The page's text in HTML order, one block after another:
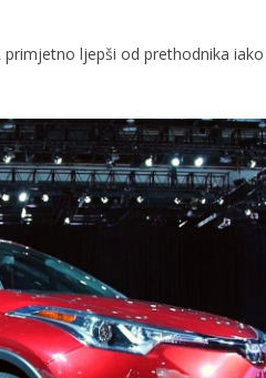
ljepši od prethodnika